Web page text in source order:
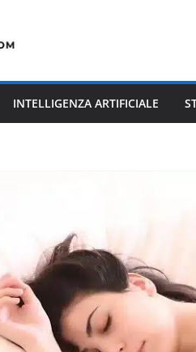
INTELLIGENZA ARTIFICIALE